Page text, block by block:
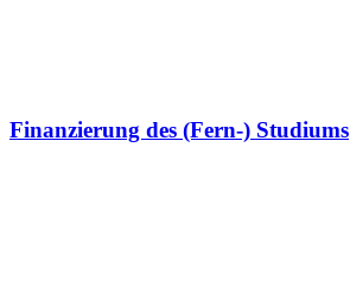
Finanzierung des (Fern-) Studiums